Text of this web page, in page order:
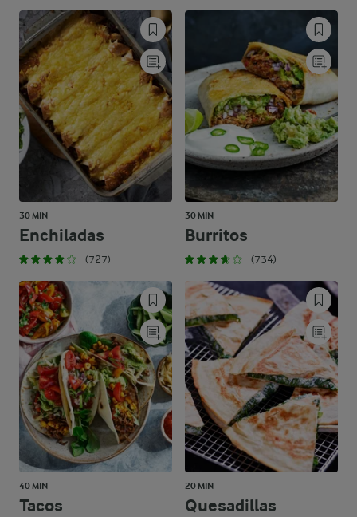
30 MIN
Enchiladas
(727)
30 MIN
Burritos
(734)
40 MIN
Tacos
20 MIN
Quesadillas